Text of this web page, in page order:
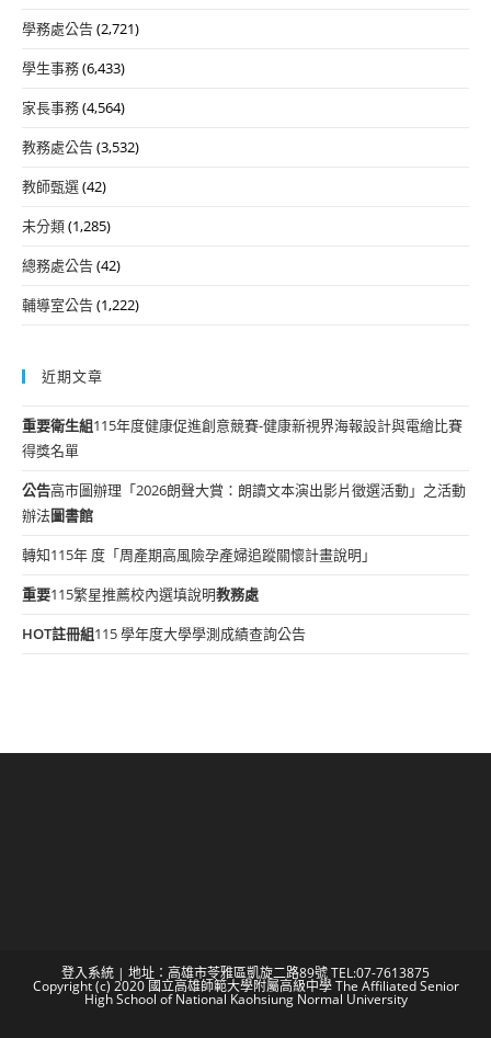
學務處公告(2,721)
學生事務(6,433)
家長事務(4,564)
教務處公告(3,532)
教師甄選(42)
未分類(1,285)
總務處公告(42)
輔導室公告(1,222)
近期文章
重要衛生組115年度健康促進創意競賽-健康新視界海報設計與電繪比賽
得獎名單
公告高市圖辦理「2026朗聲大賞：朗讀文本演出影片徵選活動」之活動
辦法圖書館
轉知115年 度「周產期高風險孕產婦追蹤關懷計畫說明」
重要115繁星推薦校內選填說明教務處
HOT註冊組115 學年度大學學測成績查詢公告
登入系統 | 地址：高雄市苓雅區凱旋二路89號 TEL:07-7613875
Copyright (c) 2020 國立高雄師範大學附屬高級中學 The Affiliated Senior
High School of National Kaohsiung Normal University